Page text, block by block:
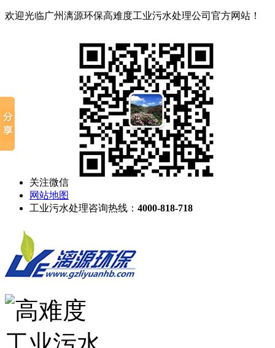
欢迎光临广州漓源环保高难度工业污水处理公司官方网站！
关注微信
网站地图
工业污水处理咨询热线： 4000-818-718